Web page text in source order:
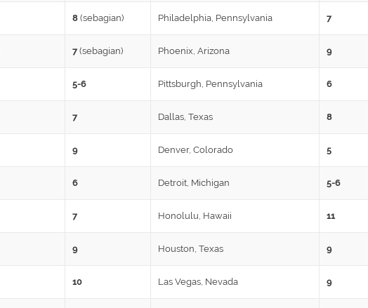
8 (sebagian) Philadelphia, Pennsylvania 7
7 (sebagian) Phoenix, Arizona 9
5-6 Pittsburgh, Pennsylvania 6
7 Dallas, Texas 8
9 Denver, Colorado 5
6 Detroit, Michigan 5-6
7 Honolulu, Hawaii 11
9 Houston, Texas 9
10 Las Vegas, Nevada 9